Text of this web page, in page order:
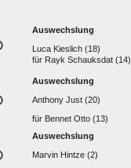
Auswechslung
  
für   
Auswechslung
  
für   
Auswechslung
  